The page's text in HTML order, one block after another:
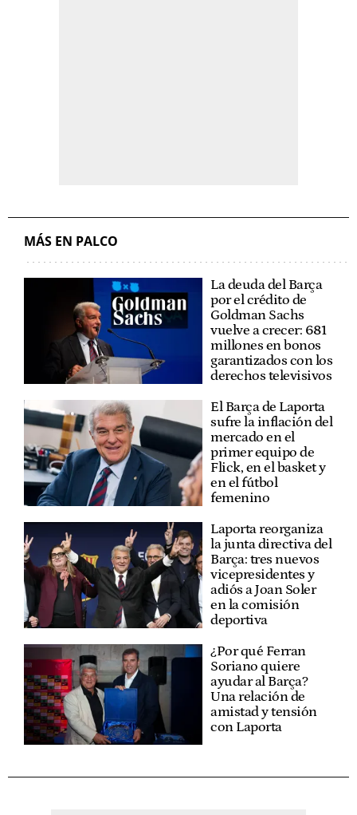
MÁS EN PALCO
La deuda del Barça
por el crédito de
Goldman Sachs
vuelve a crecer: 681
millones en bonos
garantizados con los
derechos televisivos
El Barça de Laporta
sufre la inflación del
mercado en el
primer equipo de
Flick, en el basket y
en el fútbol
femenino
Laporta reorganiza
la junta directiva del
Barça: tres nuevos
vicepresidentes y
adiós a Joan Soler
en la comisión
deportiva
¿Por qué Ferran
Soriano quiere
ayudar al Barça?
Una relación de
amistad y tensión
con Laporta